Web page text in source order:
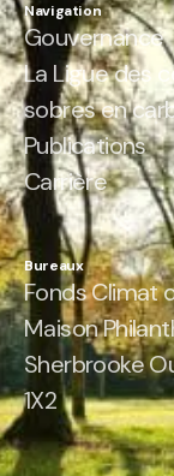
Navigation
Gouvernance
La Ligue des
sobres en
Publications
Carrière
Bureaux
Fonds Climat
Maison
Sherbrooke
1X2